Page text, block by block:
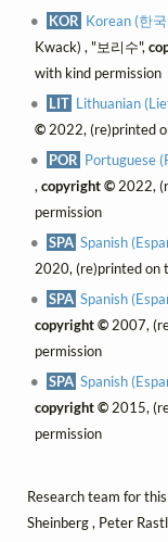
KOR Korean (한
Kwack) , "보리수",
with kind permission
LIT Lithuanian
©2022, (re)printed
POR Portuguese
, copyright ©2022,
permission
SPA Spanish
2020, (re)printed on
SPA Spanish
copyright ©2007,
permission
SPA Spanish
copyright ©2015,
permission
Research team for
Sheinberg , Peter Rastl